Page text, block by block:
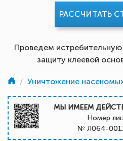
Проведем
защиту клеевой
РАССЧИТАТЬ
/ Уничтожение
МЫ ИМЕЕМ
Номер
№ Л064-